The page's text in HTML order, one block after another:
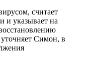
считает
и указывает на
Симон, в